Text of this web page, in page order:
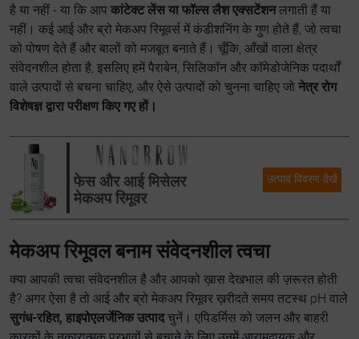
है या नहीं - या कि आप कांटेक्ट लेंस या फॉल्स लैश एक्सटेंशनलगाती हैं या
नहीं। कई आई और ब्रो मेकअप रिमूवर्स में कंडीशनिंग के गुण होते हैं, जो त्वचा
को पोषण देते हैं और बालों को मजबूत बनाते हैं। चूँकि, आँखों वाला क्षेत्र
संवेदनशील होता है, इसलिए हमें पैराबेन, सिलिकॉन और कॉमेडोजेनिक पदार्थों
वाले उत्पादों से बचना चाहिए, और ऐसे उत्पादों को चुनना चाहिए जो नेत्र रोग
विशेषज्ञ द्वारा परीक्षण किए गए हों।
फेस और आई मिसेलर
मेकअप रिमूवर
उत्पाद विवरण देखें
मेकअप रिमूवल बनाम संवेदनशील त्वचा
क्या आपकी त्वचा संवेदनशील है और आपको ख़ास देखभाल की ज़रूरत होती
है? अगर ऐसा है तो आई और ब्रो मेकअप रिमूवर ख़रीदते समय तटस्थ pH वाले
सुगंध-रहित, हाइपोएलर्जेनिक उत्पादचुनें। एपिडर्मिस को जलन और बाहरी